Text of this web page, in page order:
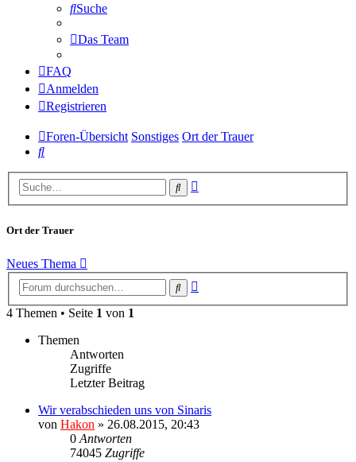
Suche
Das Team
FAQ
Anmelden
Registrieren
Foren-Übersicht Sonstiges Ort der Trauer
Suche
Suche
Ort der Trauer
Neues Thema
Suche
4 Themen • Seite 1 von 1
Themen
Antworten
Zugriffe
Letzter Beitrag
Wir verabschieden uns von Sinaris
von Hakon » 26.08.2015, 20:43
0Antworten
74045 Zugriffe